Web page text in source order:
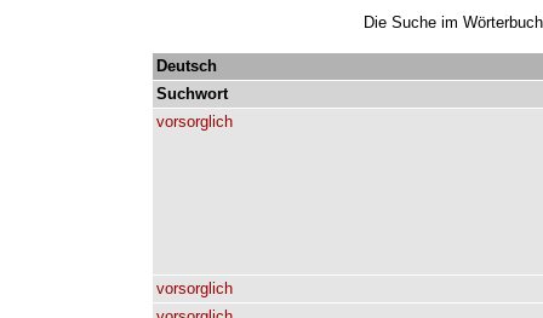
Die Suche im
Deutsch
Suchwort
vorsorglich
vorsorglich